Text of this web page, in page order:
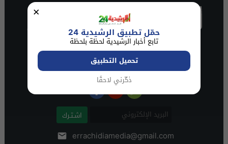
اشـتـرك
errachidiamedia@gmail.com
×
حمّل تطبيق الرشيدية 24
تابع أخبار الرشيدية لحظة بلحظة
تحميل التطبيق
ذكّرني لاحقًا